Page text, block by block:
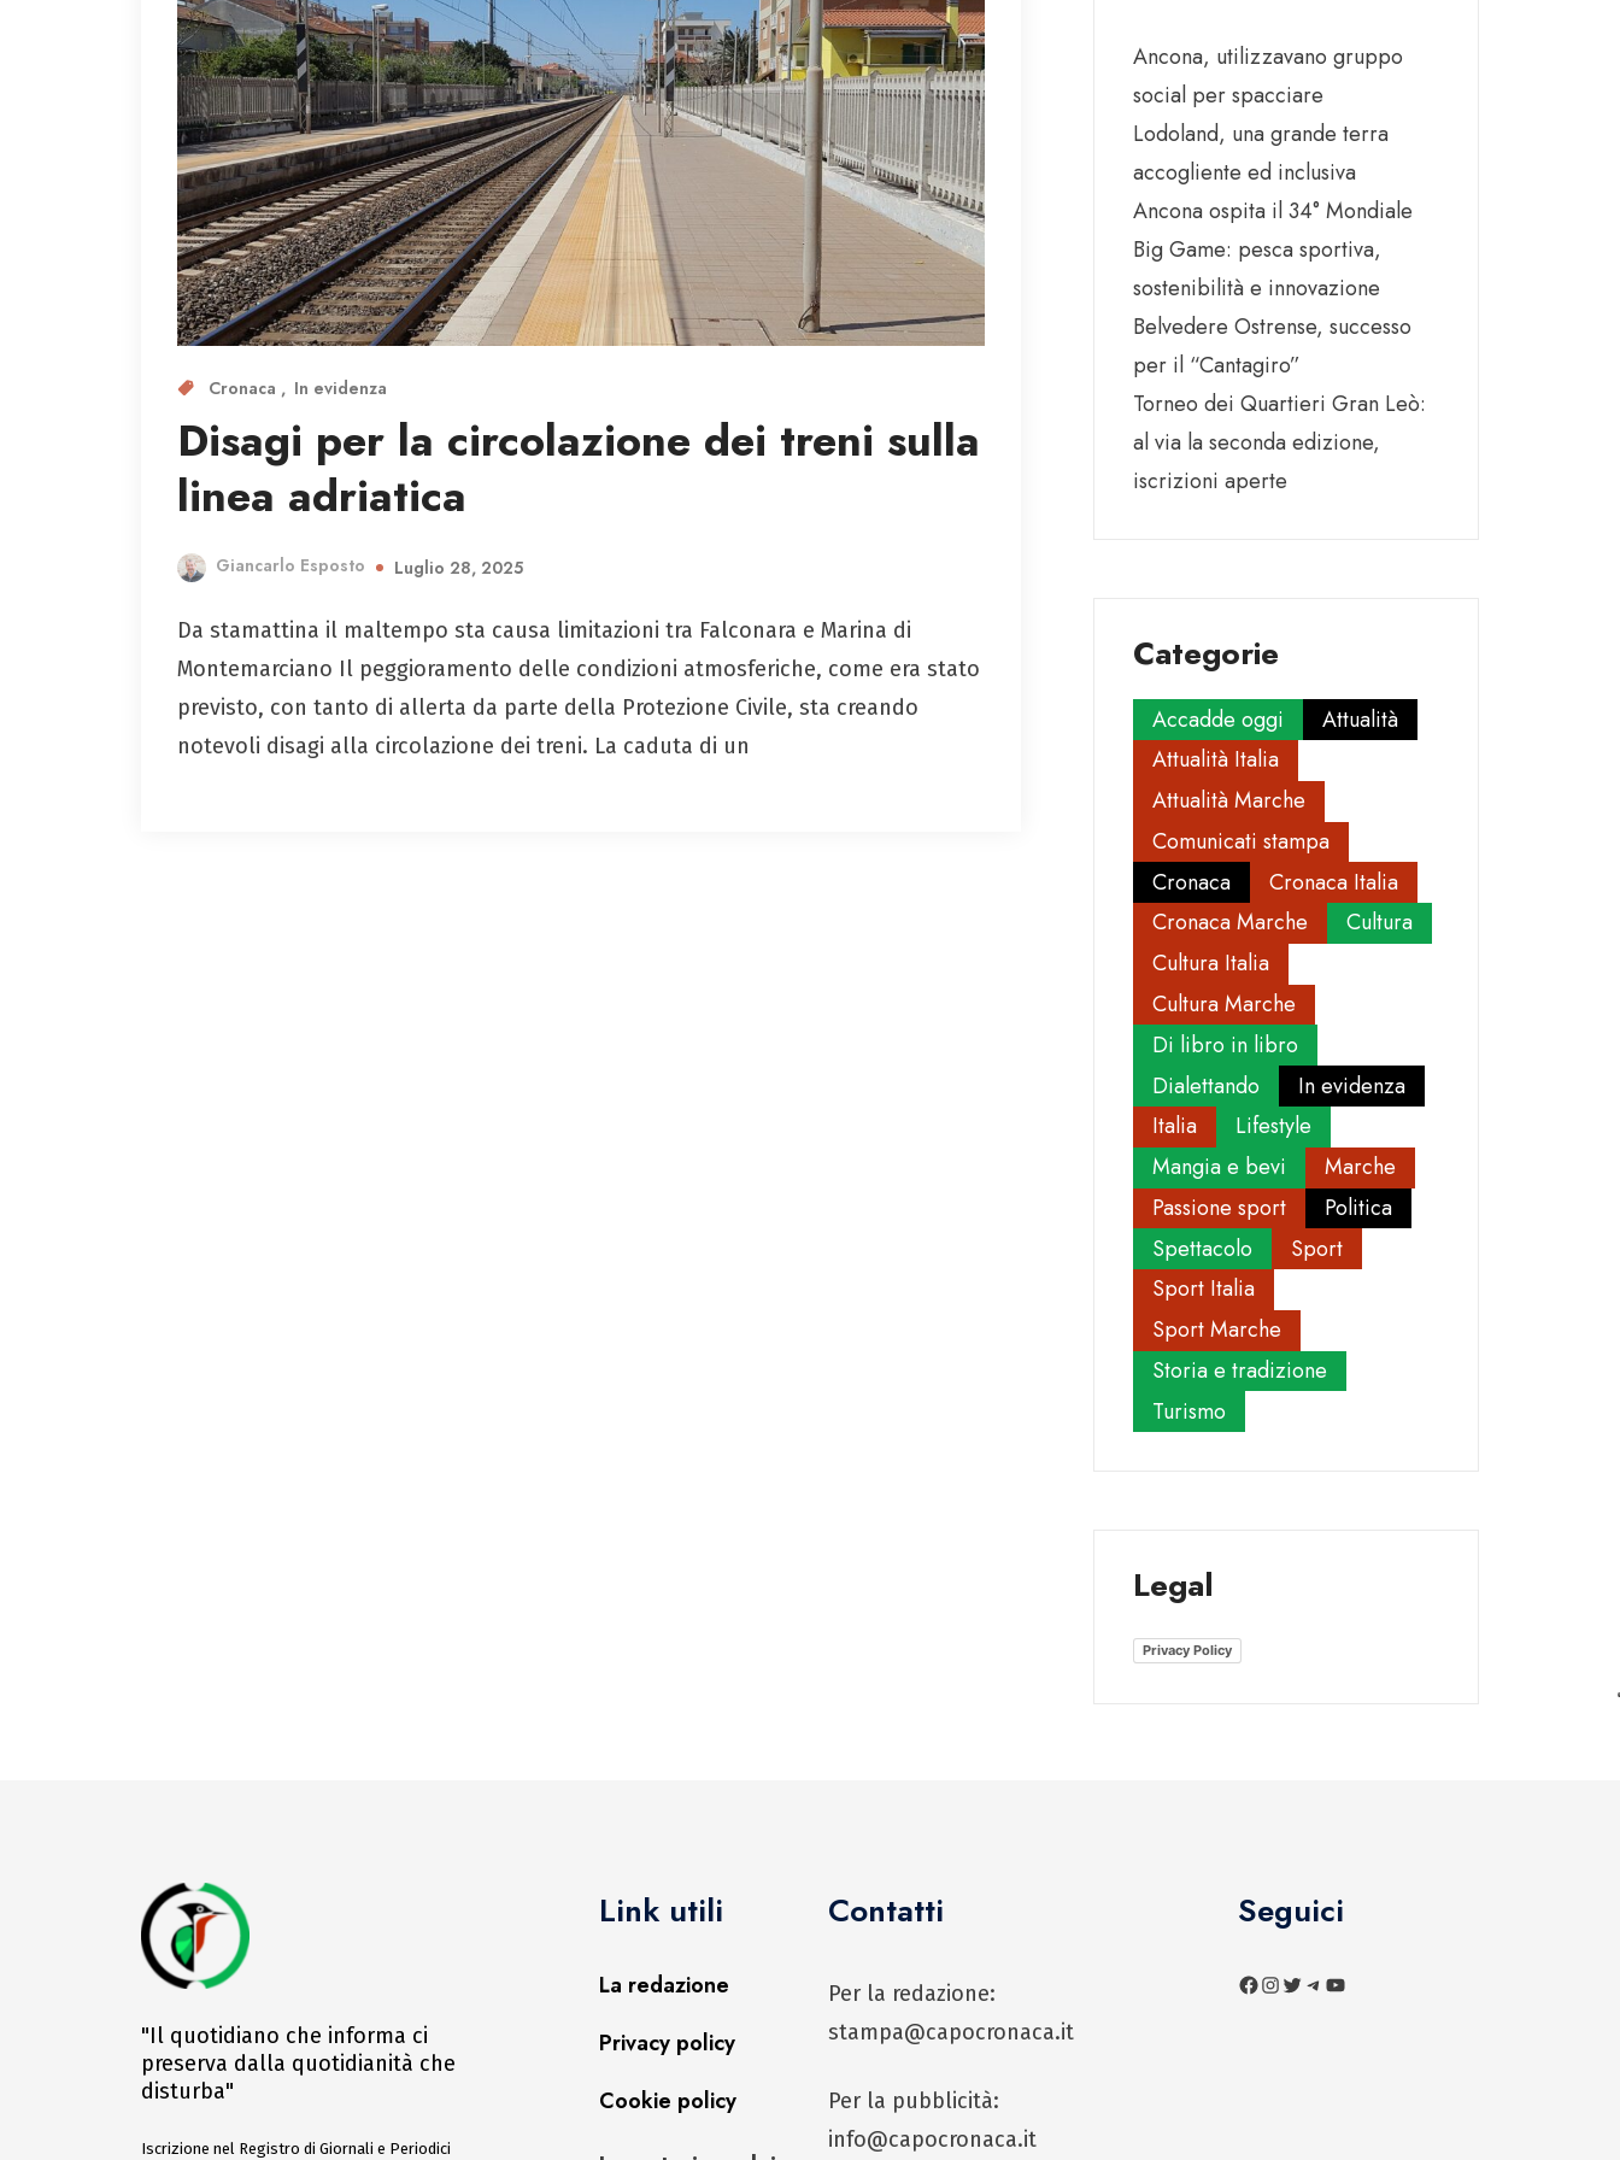
Cronaca In evidenza
Disagi per la circolazione dei treni sulla
linea adriatica
Giancarlo Esposto Luglio 28, 2025
Da stamattina il maltempo sta causa limitazioni tra Falconara e Marina di
Montemarciano Il peggioramento delle condizioni atmosferiche, come era stato
previsto, con tanto di allerta da parte della Protezione Civile, sta creando
notevoli disagi alla circolazione dei treni. La caduta di un
Ancona, utilizzavano gruppo
social per spacciare
Lodoland, una grande terra
accogliente ed inclusiva
Ancona ospita il 34° Mondiale
Big Game: pesca sportiva,
sostenibilità e innovazione
Belvedere Ostrense, successo
per il “Cantagiro”
Torneo dei Quartieri Gran Leò:
al via la seconda edizione,
iscrizioni aperte
Categorie
Accadde oggi
Attualità
Attualità Italia
Attualità Marche
Comunicati stampa
Cronaca
Cronaca Italia
Cronaca Marche
Cultura
Cultura Italia
Cultura Marche
Di libro in libro
Dialettando
In evidenza
Italia
Lifestyle
Mangia e bevi
Marche
Passione sport
Politica
Spettacolo
Sport
Sport Italia
Sport Marche
Storia e tradizione
Turismo
Legal
Privacy Policy
"Il quotidiano che informa ci
preserva dalla quotidianità che
disturba"
Iscrizione nel Registro di Giornali e Periodici
Link utili
La redazione
Privacy policy
Cookie policy
Contatti
Per la redazione:
stampa@capocronaca.it
Per la pubblicità:
info@capocronaca.it
Seguici